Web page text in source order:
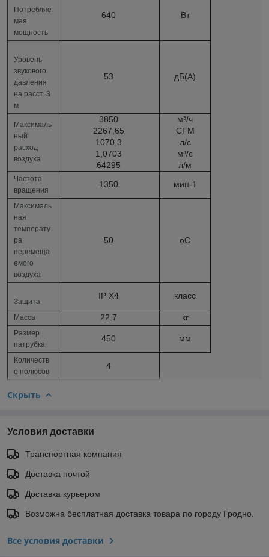
Потребляе
мая
мощность
640 Вт
Уровень
звукового
давления
на расст. 3
м
53 дБ(А)
Максималь
ный
расход
воздуха
3850
2267,65
1070,3
1,0703
64295
м³/ч
CFM
л/с
м³/c
л/м
Частота
вращения
1350 мин-1
Максималь
ная
температу
ра
перемеща
емого
воздуха
50 оС
Защита
IP X4 класс
Масса 22.7 кг
Размер
патрубка
450 мм
Количеств
о полюсов
4
Скрыть
Условия доставки
Транспортная компания
Доставка почтой
Доставка курьером
Возможна бесплатная доставка товара по городу Гродно.
Все условия доставки